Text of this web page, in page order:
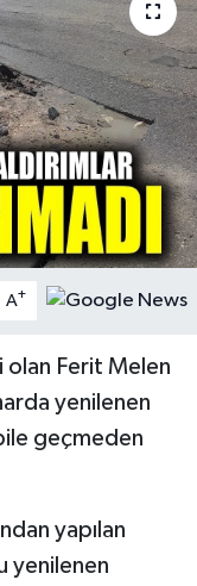
A+
olan Ferit Melen
yenilenen
geçmeden
yapılan
yenilenen